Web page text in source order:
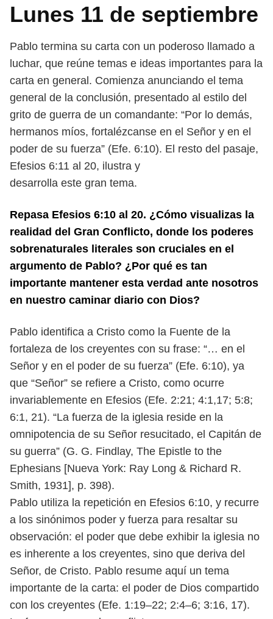
Lunes 11 de septiembre
Pablo termina su carta con un poderoso llamado a
luchar, que reúne temas e ideas importantes para la
carta en general. Comienza anunciando el tema
general de la conclusión, presentado al estilo del
grito de guerra de un comandante: “Por lo demás,
hermanos míos, fortalézcanse en el Señor y en el
poder de su fuerza” (Efe. 6:10). El resto del pasaje,
Efesios 6:11 al 20, ilustra y
desarrolla este gran tema.
Repasa Efesios 6:10 al 20. ¿Cómo visualizas la
realidad del Gran Conflicto, donde los poderes
sobrenaturales literales son cruciales en el
argumento de Pablo? ¿Por qué es tan
importante mantener esta verdad ante nosotros
en nuestro caminar diario con Dios?
Pablo identifica a Cristo como la Fuente de la
fortaleza de los creyentes con su frase: “… en el
Señor y en el poder de su fuerza” (Efe. 6:10), ya
que “Señor” se refiere a Cristo, como ocurre
invariablemente en Efesios (Efe. 2:21; 4:1,17; 5:8;
6:1, 21). “La fuerza de la iglesia reside en la
omnipotencia de su Señor resucitado, el Capitán de
su guerra” (G. G. Findlay, The Epistle to the
Ephesians [Nueva York: Ray Long & Richard R.
Smith, 1931], p. 398).
Pablo utiliza la repetición en Efesios 6:10, y recurre
a los sinónimos poder y fuerza para resaltar su
observación: el poder que debe exhibir la iglesia no
es inherente a los creyentes, sino que deriva del
Señor, de Cristo. Pablo resume aquí un tema
importante de la carta: el poder de Dios compartido
con los creyentes (Efe. 1:19–22; 2:4–6; 3:16, 17).